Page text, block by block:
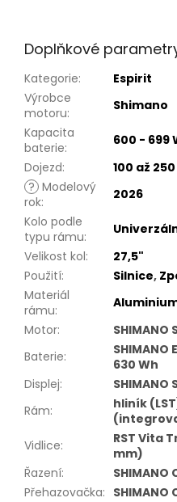
Doplňkové
Kategorie:
Espirit
Výrobce
motoru:
Shimano
Kapacita
baterie:
600 - 699
Dojezd:
100 až
? Modelový
rok:
2026
Kolo podle
typu rámu:
Velikost kol:
27,5"
Použití: Silnice,
Materiál
rámu:
Motor:
SHIMANO
Baterie:
SHIMANO
630 Wh
Displej:
SHIMANO
Rám:
hliník
Vidlice:
RST Vita
mm)
Řazení:
SHIMANO
Přehazovačka: SHIMANO